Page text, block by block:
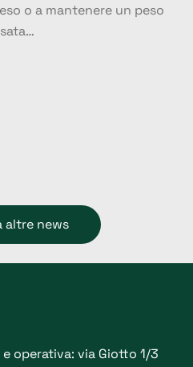
o a mantenere un peso
altre news
e operativa: via Giotto 1/3